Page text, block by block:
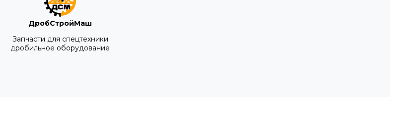
ДробСтройМаш
Запчасти для спецтехники
дробильное оборудование